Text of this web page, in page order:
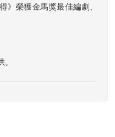
》榮獲金馬獎最佳編劇、